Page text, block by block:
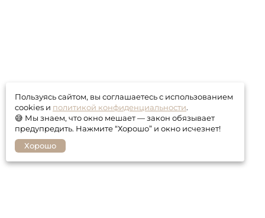
Пользуясь сайтом, вы соглашаетесь с использованием
cookies и политикой конфиденциальности.
😅 Мы знаем, что окно мешает — закон обязывает
предупредить. Нажмите “Хорошо” и окно исчезнет!
Хорошо